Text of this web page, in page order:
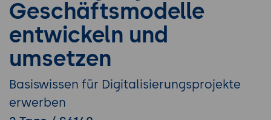
Geschäftsmodelle
entwickeln und
umsetzen
Basiswissen für Digitalisierungsprojekte
erwerben